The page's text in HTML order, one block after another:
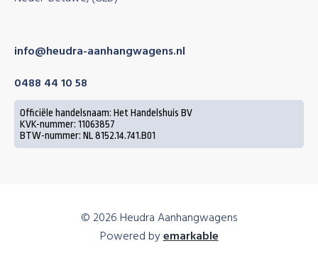
info@heudra-aanhangwagens.nl
0488 44 10 58
Officiële handelsnaam: Het Handelshuis BV
KVK-nummer: 11063857
BTW-nummer: NL 8152.14.741.B01
© 2026 Heudra Aanhangwagens
Powered byemarkable